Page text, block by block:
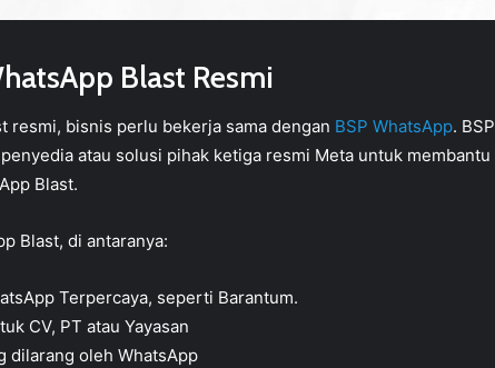
Blast Resmi
resmi, bisnis perlu bekerja sama dengan BSP WhatsApp. BSP
atau solusi pihak ketiga resmi Meta untuk membantu
Blast.
Blast, di antaranya:
Terpercaya, seperti Barantum.
CV, PT atau Yayasan
dilarang oleh WhatsApp